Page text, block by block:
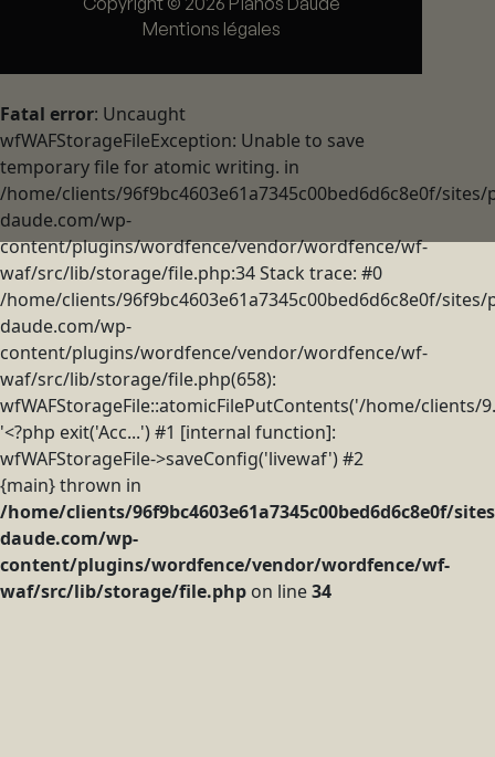
Mentions légales
Fatal error: Uncaught
wfWAFStorageFileException: Unable to save
temporary file for atomic writing. in
/home/clients/96f9bc4603e61a7345c00bed6d6c8e0f/sites/
daude.com/wp-
content/plugins/wordfence/vendor/wordfence/wf-
waf/src/lib/storage/file.php:34 Stack trace: #0
/home/clients/96f9bc4603e61a7345c00bed6d6c8e0f/sites/
daude.com/wp-
content/plugins/wordfence/vendor/wordfence/wf-
waf/src/lib/storage/file.php(658):
wfWAFStorageFile::atomicFilePutContents('/home/clients/
'<?php exit('Acc...') #1 [internal function]:
wfWAFStorageFile->saveConfig('livewaf') #2
{main} thrown in
/home/clients/96f9bc4603e61a7345c00bed6d6c8e0f/
daude.com/wp-
content/plugins/wordfence/vendor/wordfence/wf-
waf/src/lib/storage/file.php on line34